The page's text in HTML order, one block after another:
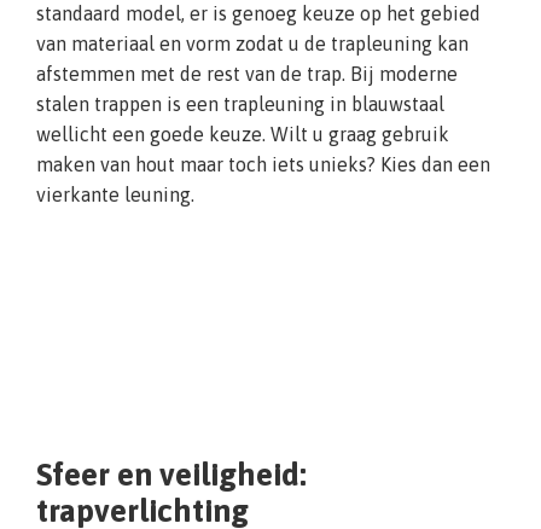
standaard model, er is genoeg keuze op het gebied
van materiaal en vorm zodat u de trapleuning kan
afstemmen met de rest van de trap. Bij moderne
stalen trappen is een trapleuning in blauwstaal
wellicht een goede keuze. Wilt u graag gebruik
maken van hout maar toch iets unieks? Kies dan een
vierkante leuning.
Sfeer en veiligheid:
trapverlichting